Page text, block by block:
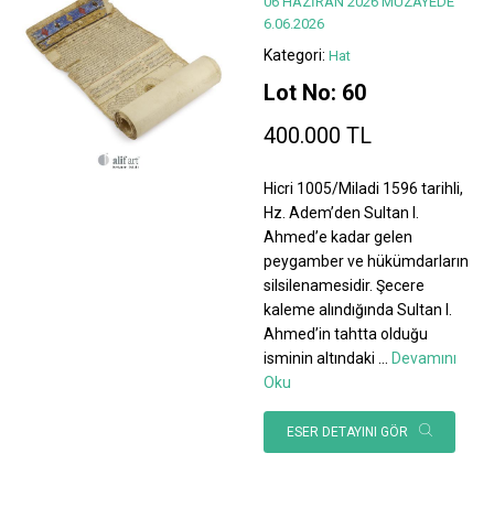
6.06.2026
Kategori: Hat
Lot No: 60
400.000 TL
Hicri 1005/Miladi 1596 tarihli,
Hz. Adem’den Sultan I.
Ahmed’e kadar gelen
peygamber ve hükümdarların
silsilenamesidir. Şecere
kaleme alındığında Sultan I.
Ahmed’in tahtta olduğu
isminin altındaki
Devamını
Oku
ESER DETAYINI GÖR